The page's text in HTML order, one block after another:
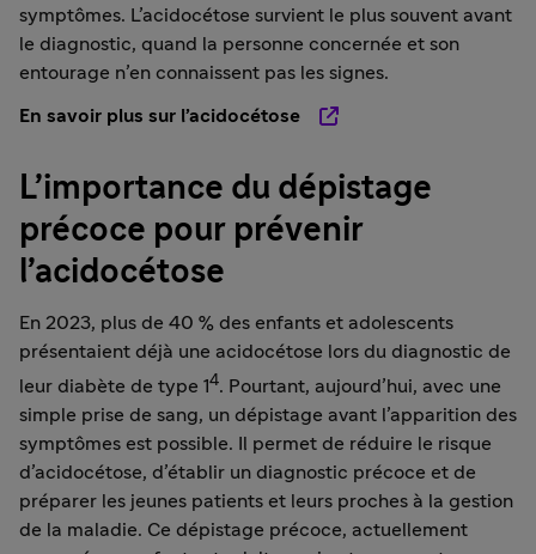
symptômes. L’acidocétose survient le plus souvent avant
le diagnostic, quand la personne concernée et son
entourage n’en connaissent pas les signes.
En savoir plus sur l’acidocétose
L’importance du dépistage
précoce pour prévenir
l’acidocétose
En 2023, plus de 40 % des enfants et adolescents
présentaient déjà une acidocétose lors du diagnostic de
leur diabète de type 14. Pourtant, aujourd’hui, avec une
simple prise de sang, un dépistage avant l’apparition des
symptômes est possible. Il permet de réduire le risque
d’acidocétose, d’établir un diagnostic précoce et de
préparer les jeunes patients et leurs proches à la gestion
de la maladie. Ce dépistage précoce, actuellement